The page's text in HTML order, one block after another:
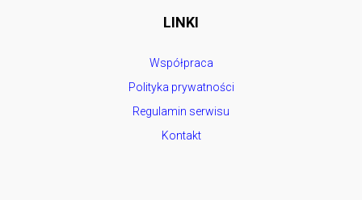
LINKI
Współpraca
Polityka prywatności
Regulamin serwisu
Kontakt